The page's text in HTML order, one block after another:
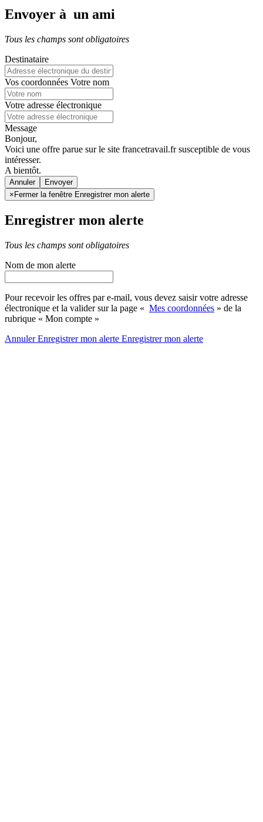
Envoyer à un ami
Tous les champs sont obligatoires
Destinataire
Vos coordonnées Votre nom
Votre adresse électronique
Message
Bonjour,
Voici une offre parue sur le site francetravail.fr susceptible de vous
intéresser.
A bientôt.
Annuler
× Fermer la fenêtre Enregistrer mon alerte
Enregistrer mon alerte
Tous les champs sont obligatoires
Nom de mon alerte
Pour recevoir les offres par e-mail, vous devez saisir votre adresse
électronique et la valider sur la page « Mes coordonnées » de la
rubrique « Mon compte »
AnnulerEnregistrer mon alerte Enregistrermon alerte